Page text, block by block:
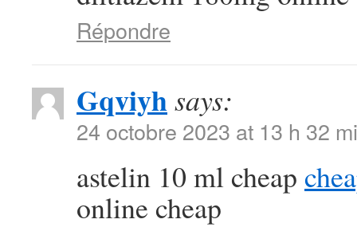
Répondre
Gqviyhsays:
24 octobre 2023 at 13 h 32
astelin 10 ml cheap
online cheap